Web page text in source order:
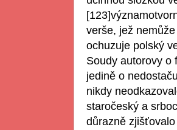
verše, jež
ochuzuje polský
Soudy autorovy o
jedině o
nikdy
staročeský a
důrazně